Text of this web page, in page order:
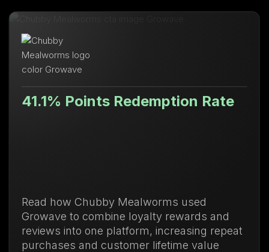
Points Redemption Rate
how Chubby Mealworms used
to combine loyalty rewards and
into one platform, increasing repeat
and customer lifetime value